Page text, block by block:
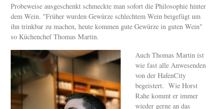
Probeweise ausgeschenkt schmeckte man sofort die Philosophie hinter
dem Wein. "Früher wurden Gewürze schlechtem Wein beigefügt um
ihn trinkbar zu machen, heute kommen gute Gewürze in guten Wein"
so Küchenchef Thomas Martin.
Auch Thomas Martin ist
wie fast alle Anwesenden
von der HafenCity
begeistert. Wie Horst
Rahe kommt er immer
wieder gerne an das